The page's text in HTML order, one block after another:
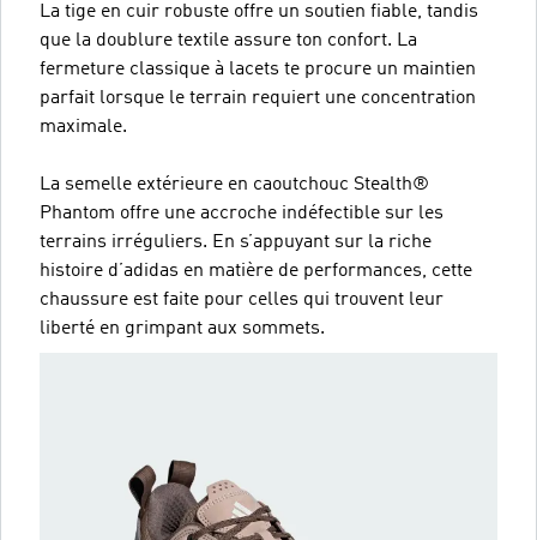
La tige en cuir robuste offre un soutien fiable, tandis
que la doublure textile assure ton confort. La
fermeture classique à lacets te procure un maintien
parfait lorsque le terrain requiert une concentration
maximale.
La semelle extérieure en caoutchouc Stealth®
Phantom offre une accroche indéfectible sur les
terrains irréguliers. En s’appuyant sur la riche
histoire d’adidas en matière de performances, cette
chaussure est faite pour celles qui trouvent leur
liberté en grimpant aux sommets.